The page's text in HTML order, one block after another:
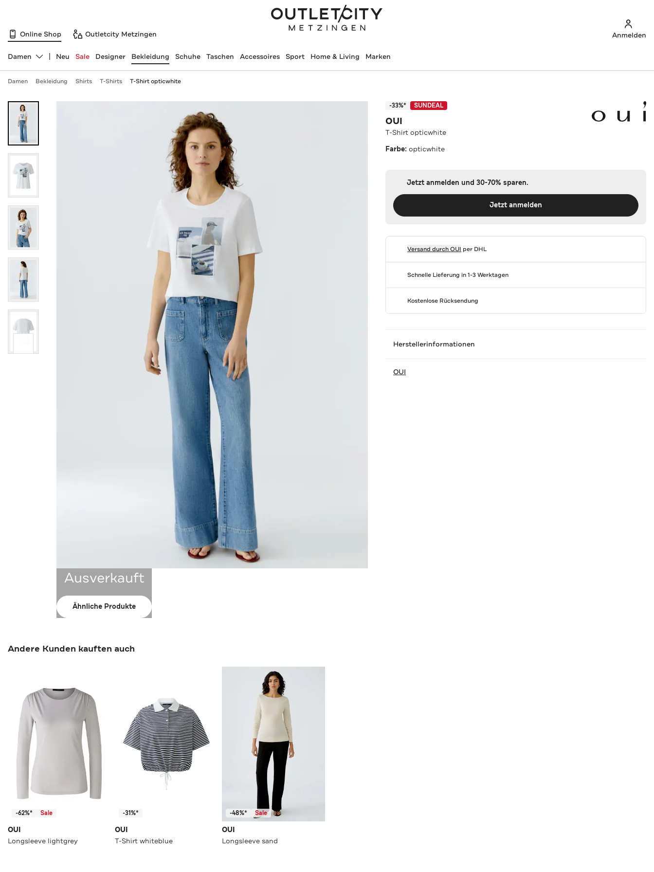
Online Shop Outletcity Metzingen Anmelden
Abteilung ändern, ausgewählt:
Damen Neu Sale Designer Bekleidung Schuhe Taschen Accessoires Sport Home & Living Marken
Damen Bekleidung Shirts T-Shirts T-Shirt opticwhite
Ausverkauft
Ähnliche Produkte
-33%* SUNDEAL
OUI
T-Shirt opticwhite
Farbe:opticwhite
Jetzt anmelden und 30-70% sparen.
Jetzt anmelden
Versand durchOUI per DHL
Schnelle Lieferung in 1-3 Werktagen
Kostenlose Rücksendung
Herstellerinformationen
OUI
Andere Kunden kauften auch
-62%* Sale
OUI
Longsleeve lightgrey
-31%*
OUI
T-Shirt whiteblue
-48%* Sale
OUI
Longsleeve sand